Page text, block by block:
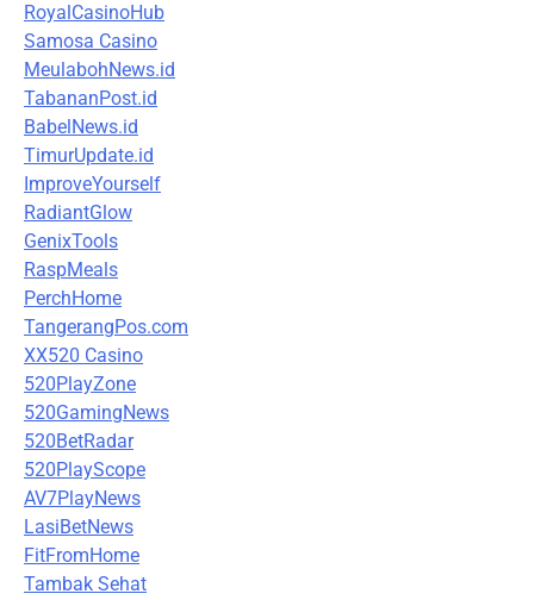
RoyalCasinoHub
Samosa Casino
MeulabohNews.id
TabananPost.id
BabelNews.id
TimurUpdate.id
ImproveYourself
RadiantGlow
GenixTools
RaspMeals
PerchHome
TangerangPos.com
XX520 Casino
520PlayZone
520GamingNews
520BetRadar
520PlayScope
AV7PlayNews
LasiBetNews
FitFromHome
Tambak Sehat